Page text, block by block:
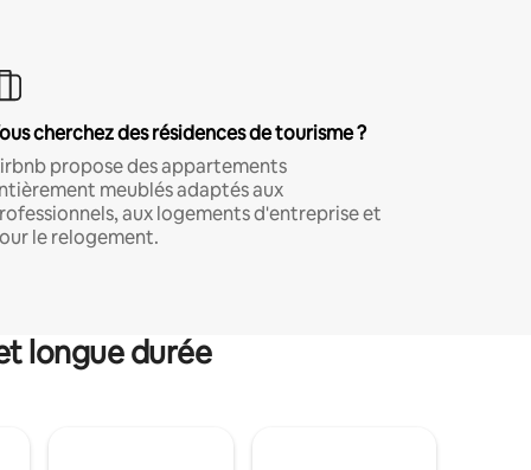
cherchez des résidences de tourisme ?
propose des appartements
meublés adaptés aux
aux logements d'entreprise et
le relogement.
longue durée